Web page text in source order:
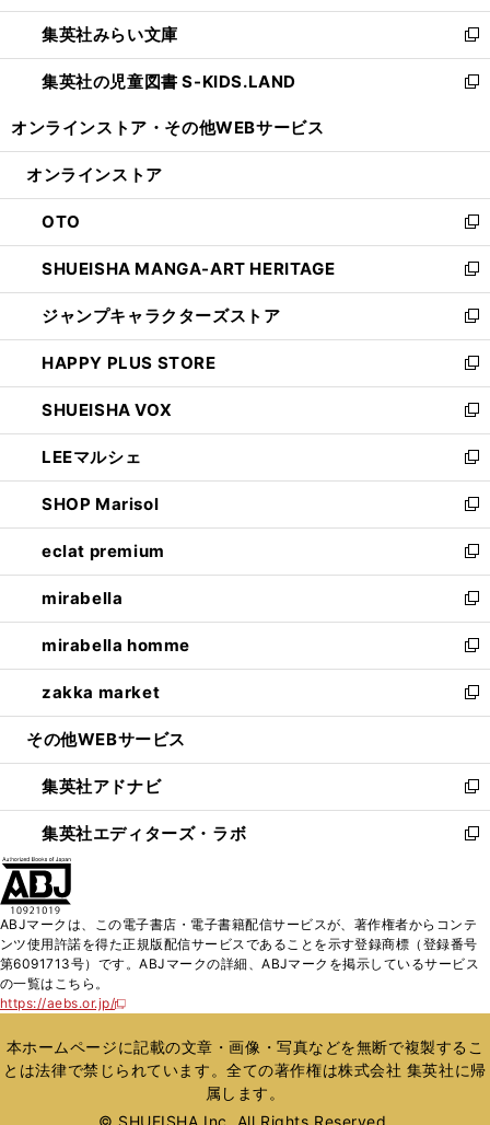
開
く
ウ
で
開
く
ン
ド
ウ
で
ウ
ィ
ン
ド
開
集英社みらい文庫
新
し
い
ン
ウ
で
開
く
集英社の児童図書 S-KIDS.LAND
新
ウ
ン
ド
ウ
で
開
く
オンラインストア・ その他WEBサービス
オンラインストア
OTO
新
し
い
ウ
ィ
ン
ド
ウ
で
開
く
SHUEISHA MANGA-ART HERITAGE
新
し
い
ウ
ィ
ン
ド
ウ
で
開
く
ジャンプキャラクターズストア
新
し
い
ウ
ィ
ン
ド
ウ
で
開
く
HAPPY PLUS STORE
新
し
い
ウ
ィ
ン
ド
ウ
で
開
く
SHUEISHA VOX
新
し
い
ウ
ィ
ン
ド
ウ
で
開
く
LEEマルシェ
新
し
い
ウ
ィ
ン
ド
ウ
で
開
く
SHOP Marisol
新
し
い
ウ
ィ
ン
ド
ウ
で
開
eclat premium
新
し
い
ウ
ィ
ン
ド
ウ
開
く
mirabella
新
し
い
ウ
ィ
ン
ウ
で
開
く
mirabella homme
新
し
い
ウ
ン
ド
ウ
で
zakka market
新
し
ウ
ィ
ン
ド
く
その他WEBサービス
集英社アドナビ
新
し
い
ド
ウ
で
集英社エディターズ・ラボ
新
ィ
ン
ド
開
く
ABJマークは、この電子書店・電子書籍配信サービスが、著作権者からコンテ
ンツ使用許諾を得た正規版配信サービスであることを示す登録商標（登録番号
第6091713号）です。ABJマークの詳細、ABJマークを掲示しているサービス
の一覧はこちら。
https://aebs.or.jp/
新
い
ウ
ィ
本ホームページに記載の文章・画像・写真などを無断で複製するこ
とは法律で禁じられています。全ての著作権は株式会社 集英社に帰
属します。